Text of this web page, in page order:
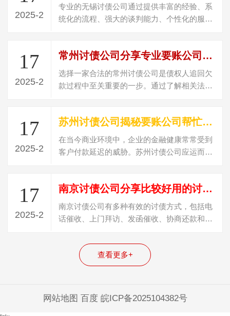
2025-2
专业的无锡讨债公司通过提供丰富的经验、系
统化的流程、强大的谈判能力、个性化的服
况，选择专业的无锡讨债公司，可以大大提高
债务回收的成功率，…
17
2025-2
常州讨债公司分享专业要账公司如何选择合法？
选择一家合法的常州讨债公司是债权人追回欠
款过程中至关重要的一步。通过了解相关法律
合同条款及评估公司专业水平等方法，债权人
可以有效识别合规…
17
2025-2
苏州讨债公司揭秘要账公司帮忙讨债需要注意什么细节呢？
在当今商业环境中，企业的金融健康常常受到
客户付款延迟的威胁。苏州讨债公司应运而
要账并非一蹴而就，细节在运作过程中尤为关
键。这些细节决定了…
17
2025-2
南京讨债公司分享比较好用的讨债方式是什么呢？
南京讨债公司有多种有效的讨债方式，包括电
话催收、上门拜访、发函催收、协商还款和法
和优缺点。企业在选择适合自己的讨债方式
时，需根据债务人的具体情况和企业的需求做
出合理判断，以确保…
查看更多+
网站地图 百度 皖ICP备2025104382号